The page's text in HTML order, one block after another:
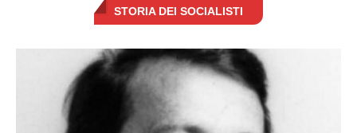
STORIA DEI SOCIALISTI